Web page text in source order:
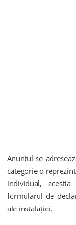
Anunțul se
categorie o
individual,
formularul de
ale instalației.